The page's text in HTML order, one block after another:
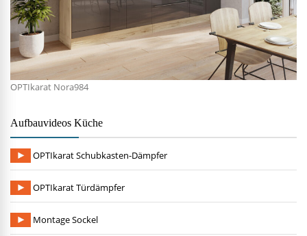
OPTIkarat Nora984
Aufbauvideos Küche
OPTIkarat Schubkasten-Dämpfer
OPTIkarat Türdämpfer
Montage Sockel